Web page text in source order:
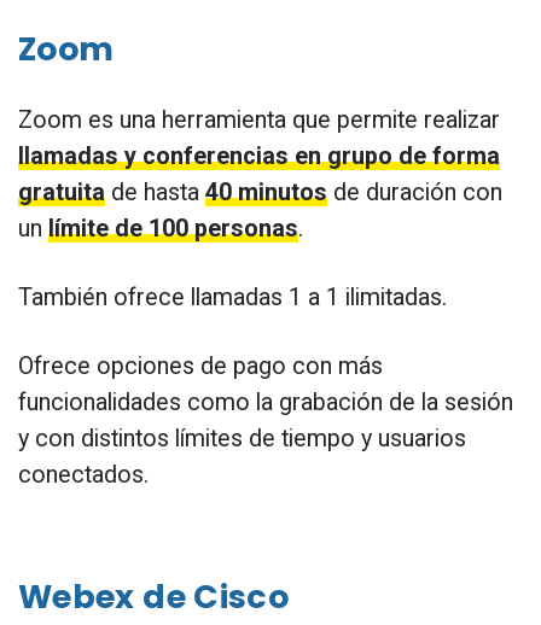
Zoom
Zoom es una herramienta que permite realizar
llamadas y conferencias en grupo de forma
gratuita de hasta 40 minutos de duración con
un límite de 100 personas.
También ofrece llamadas 1 a 1 ilimitadas.
Ofrece opciones de pago con más
funcionalidades como la grabación de la sesión
y con distintos límites de tiempo y usuarios
conectados.
Webex de Cisco